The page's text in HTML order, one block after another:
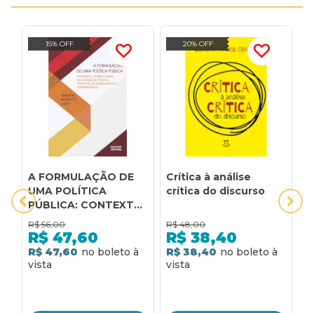
15% OFF
A FORMULAÇÃO DE
UMA POLÍTICA
PÚBLICA: CONTEXTO,
ATORES E IDEIAS NA
ANÁLISE DA POLÍTICA
NACIONAL DE
HUMANIZAÇÃO
R$ 56,00
R$ 47,60
R$ 47,60
20% OFF
Crítica à análise
crítica do discurso
R$ 48,00
R$ 38,40
R$ 38,40